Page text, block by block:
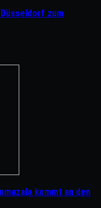
zum
kommt an den